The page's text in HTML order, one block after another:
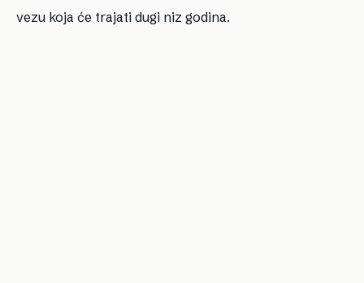
vezu koja će trajati dugi niz godina.